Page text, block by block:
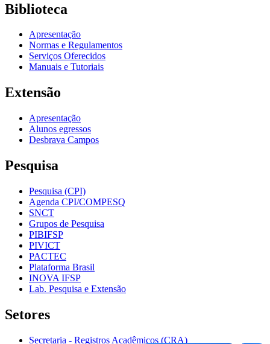
Biblioteca
Apresentação
Normas e Regulamentos
Serviços Oferecidos
Manuais e Tutoriais
Extensão
Apresentação
Alunos egressos
Desbrava Campos
Pesquisa
Pesquisa (CPI)
Agenda CPI/COMPESQ
SNCT
Grupos de Pesquisa
PIBIFSP
PIVICT
PACTEC
Plataforma Brasil
INOVA IFSP
Lab. Pesquisa e Extensão
Setores
Secretaria - Registros Acadêmicos (CRA)